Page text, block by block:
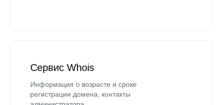
Сервис Whois
Информация о возрасте и сроке
регистрации домена, контакты